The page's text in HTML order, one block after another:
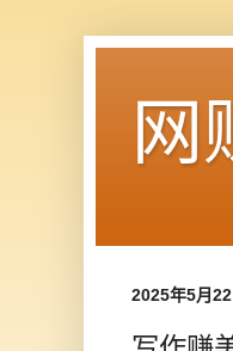
网
2025年5月